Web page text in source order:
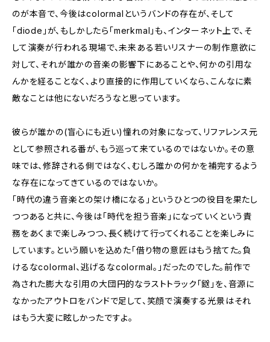
のが本音で、今後はcolormalというバンドの存在が、そして
「diode」が、もしかしたら「merkmal」も、インターネット上で、そ
して演奏が行われる現場で、未来ある若いリスナーの制作意欲に
対して、それが誰かの音楽の影響下にあることや、何かの引用な
んかを経ることなく、より直接的に作用していくなら、こんなに素
敵なことは他にないだろうなと思っています。
彼らが誰かの(盲心にも近い)憧れの対象になって、リファレンス元
として参照される番が、もう巡って来ているのではないか。その意
味では、修辞される側ではなく、むしろ誰かの何かを補完するよう
な存在になってきているのではないか。
「時代の違う音楽との架け橋になる」というひとつの役目を果たし
つつあると共に、今後は「時代を担う音楽」になっていくという責
務をあくまで楽しみつつ、長く続けて行ってくれることを楽しみに
しています。という願いを込めた「借り物の意匠はもう捨てた。負
けるなcolormal、逃げるなcolormal。」だったのでした。前作で
為された膨大な引用の大団円的なラストトラック「鎹」を、音源に
なかったアウトロをバンドで足して、笑顔で演奏する光景はそれ
はもう大変に眩しかったですよ。